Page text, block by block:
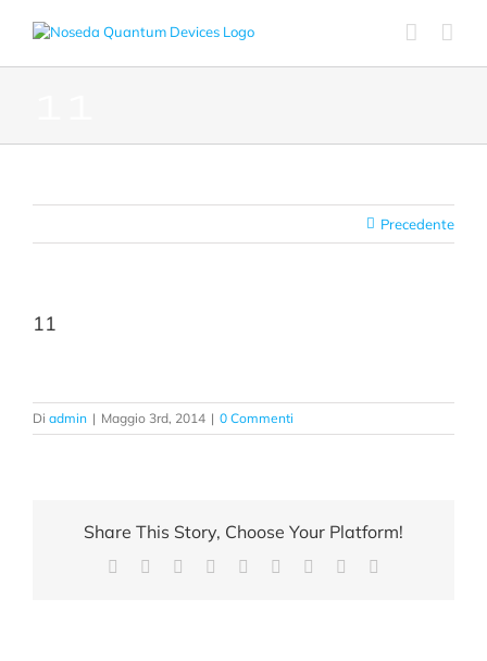
Precedente
11
Di admin | Maggio 3rd, 2014 | 0 Commenti
Share This Story, Choose Your Platform!
Facebook Reddit LinkedInWhatsApp
TumblrPinterest